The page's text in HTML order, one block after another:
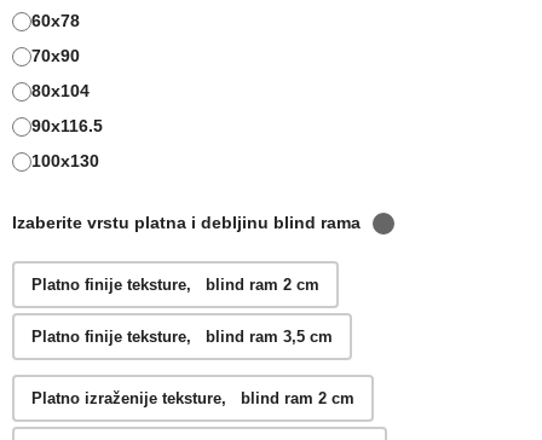
60x78
70x90
80x104
90x116.5
100x130
Izaberite vrstu platna i debljinu blind rama
Platno finije teksture, blind ram 2 cm
Platno finije teksture, blind ram 3,5 cm
Platno izraženije teksture, blind ram 2 cm